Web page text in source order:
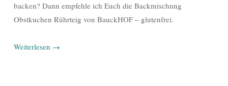
backen? Dann empfehle ich Euch die Backmischung
Obstkuchen Rührteig von BauckHOF – glutenfrei.
Weiterlesen →